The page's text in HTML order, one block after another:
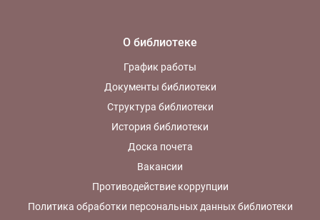
О библиотеке
График работы
Документы библиотеки
Структура библиотеки
История библиотеки
Доска почета
Вакансии
Противодействие коррупции
Политика обработки персональных данных библиотеки